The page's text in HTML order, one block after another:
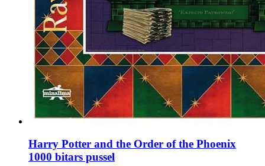
Harry Potter and the Order of the Phoenix
1000 bitars pussel